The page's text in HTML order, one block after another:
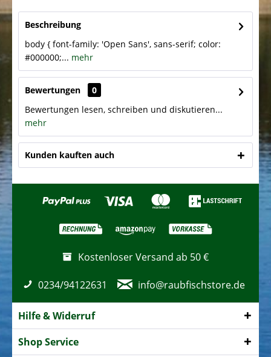
Beschreibung
body { font-family: 'Open Sans', sans-serif; color:
#000000;... mehr
Bewertungen
0
Bewertungen lesen, schreiben und diskutieren...
mehr
Kunden kauften auch
Kostenloser Versand ab 50 €
0234/94122631 info@raubfischstore.de
Hilfe & Widerruf
Shop Service